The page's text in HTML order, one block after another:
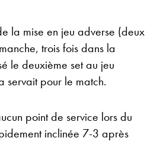
la mise en jeu adverse (deux
trois fois dans la
le deuxième set au jeu
servait pour le match.
point de service lors du
inclinée 7-3 après